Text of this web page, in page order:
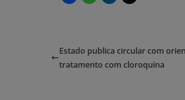
Estado publica circular com
tratamento com cloroquina